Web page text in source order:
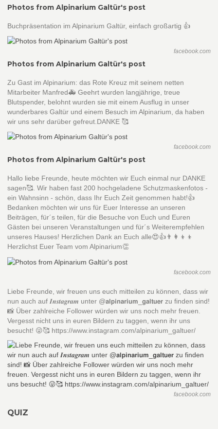
Photos from Alpinarium Galtür's post
Buchpräsentation im Alpinarium Galtür, einfach großartig 👍
facebook.com
Photos from Alpinarium Galtür's post
Zu Gast im Alpinarium: das Rote Kreuz mit seinem netten
Mitarbeiter Manfred🚑 Geehrt wurden langjährige, treue
Blutspender, belohnt wurden sie mit einem Ausflug in unser
wunderbares Galtür und einem Besuch im Alpinarium, da haben
wir uns sehr darüber gefreut.DANKE 🥰
facebook.com
Photos from Alpinarium Galtür's post
Hallo liebe Freunde, heute möchten wir Euch einmal nur DANKE
sagen🥰. Wir haben fast 200 hochgeladene Schutzmaskenfotos -
ein Wahnsinn - schön, dass Ihr Euch Zeit genommen habt!👍
Bedanken möchten wir uns für Euer Interesse an unseren
Beiträgen, für´s teilen, für die Besuche von Euch und Euren
Gästen bei unseren Veranstaltungen und für´s Weiterempfehlen
unseres Hauses! Herzlichen Dank an Euch alle😍👍👨‍👩‍👦‍👦
Herzlichst Euer Team vom Alpinarium👏
facebook.com
Liebe Freunde, wir freuen uns euch mitteilen zu können, dass wir
nun auch auf 𝑰𝒏𝒔𝒕𝒂𝒈𝒓𝒂𝒎 unter @𝗮𝗹𝗽𝗶𝗻𝗮𝗿𝗶𝘂𝗺_𝗴𝗮𝗹𝘁𝘂𝗲𝗿 zu finden sind!
📸 Über zahlreiche Follower würden wir uns noch mehr freuen.
Vergesst nicht uns in euren Bildern zu taggen, wenn ihr uns
besucht! 😜🥰 https://www.instagram.com/alpinarium_galtuer/
facebook.com
QUIZ